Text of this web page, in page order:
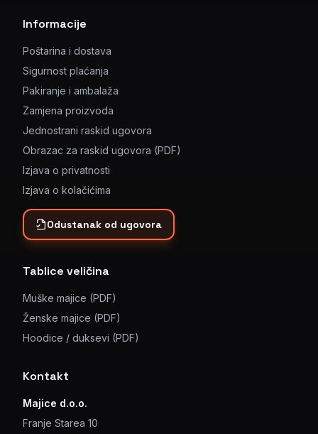
Informacije
Poštarina i dostava
Sigurnost plaćanja
Pakiranje i ambalaža
Zamjena proizvoda
Jednostrani raskid ugovora
Obrazac za raskid ugovora (PDF)
Izjava o privatnosti
Izjava o kolačićima
Odustanak od ugovora
Tablice veličina
Muške majice (PDF)
Ženske majice (PDF)
Hoodice / duksevi (PDF)
Kontakt
Majice d.o.o.
Franje Starea 10